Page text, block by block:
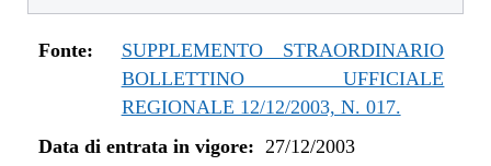
Fonte:
SUPPLEMENTO STRAORDINARIO
BOLLETTINO UFFICIALE
REGIONALE 12/12/2003, N. 017.
Data di entrata in vigore: 27/12/2003